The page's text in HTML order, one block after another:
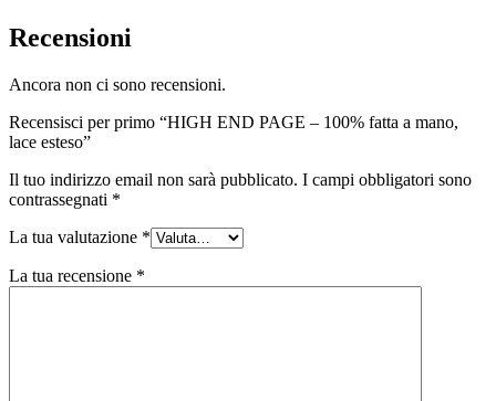
Recensioni
Ancora non ci sono recensioni.
Recensisci per primo “HIGH END PAGE – 100% fatta a mano,
lace esteso”
Il tuo indirizzo email non sarà pubblicato. I campi obbligatori sono
contrassegnati *
La tua valutazione *
La tua recensione *